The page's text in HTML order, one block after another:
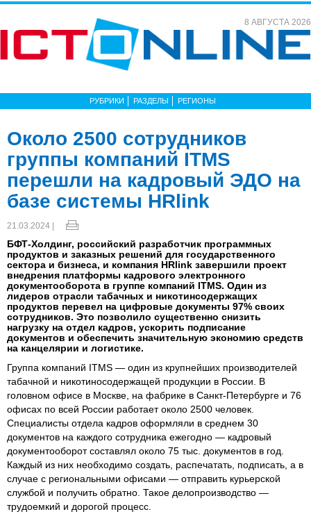
8 АВГУСТА 2026
РУБРИКИ РАЗДЕЛЫ РЕГИОНЫ
Около 2500 сотрудников
группы компаний ITMS
перешли на кадровый ЭДО на
базе системы HRlink
21.03.2024 |
БФТ-Холдинг, российский разработчик программных
продуктов и заказных решений для государственного
сектора и бизнеса, и компания HRlink завершили проект
внедрения платформы кадрового электронного
документооборота в группе компаний ITMS. Один из
лидеров отрасли табачных и никотинсодержащих
продуктов перевел на цифровые документы 97% своих
сотрудников. Это позволило существенно снизить
нагрузку на отдел кадров, ускорить подписание
документов и обеспечить значительную экономию средств
на канцелярии и логистике.
Группа компаний ITMS — один из крупнейших производителей
табачной и никотиносодержащей продукции в России. В
головном офисе в Москве, на фабрике в Санкт-Петербурге и 76
офисах по всей России работает около 2500 человек.
Специалисты отдела кадров оформляли в среднем 30
документов на каждого сотрудника ежегодно — кадровый
документооборот составлял около 75 тыс. документов в год.
Каждый из них необходимо создать, распечатать, подписать, а в
случае с региональными офисами — отправить курьерской
службой и получить обратно. Такое делопроизводство —
трудоемкий и дорогой процесс.